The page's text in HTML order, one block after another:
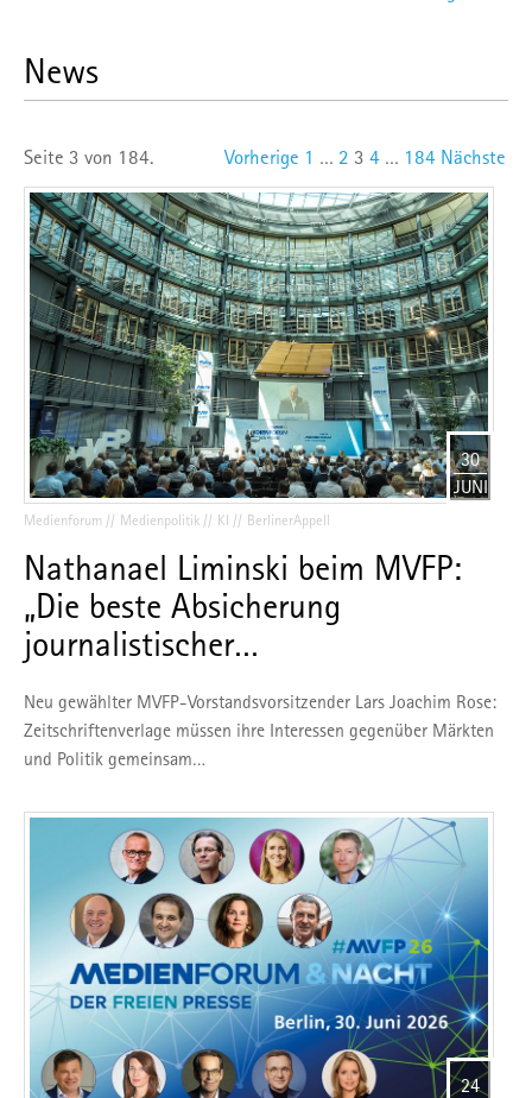
News
Seite 3 von 184. Vorherige 1 … 2 3 4 … 184 Nächste
30
JUNI
Medienforum Medienpolitik KI BerlinerAppell
Nathanael Liminski beim MVFP:
„Die beste Absicherung
journalistischer…
Neu gewählter MVFP-Vorstandsvorsitzender Lars Joachim Rose:
Zeitschriftenverlage müssen ihre Interessen gegenüber Märkten
und Politik gemeinsam…
24